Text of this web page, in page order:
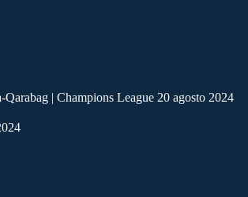
| Champions League 20 agosto 2024